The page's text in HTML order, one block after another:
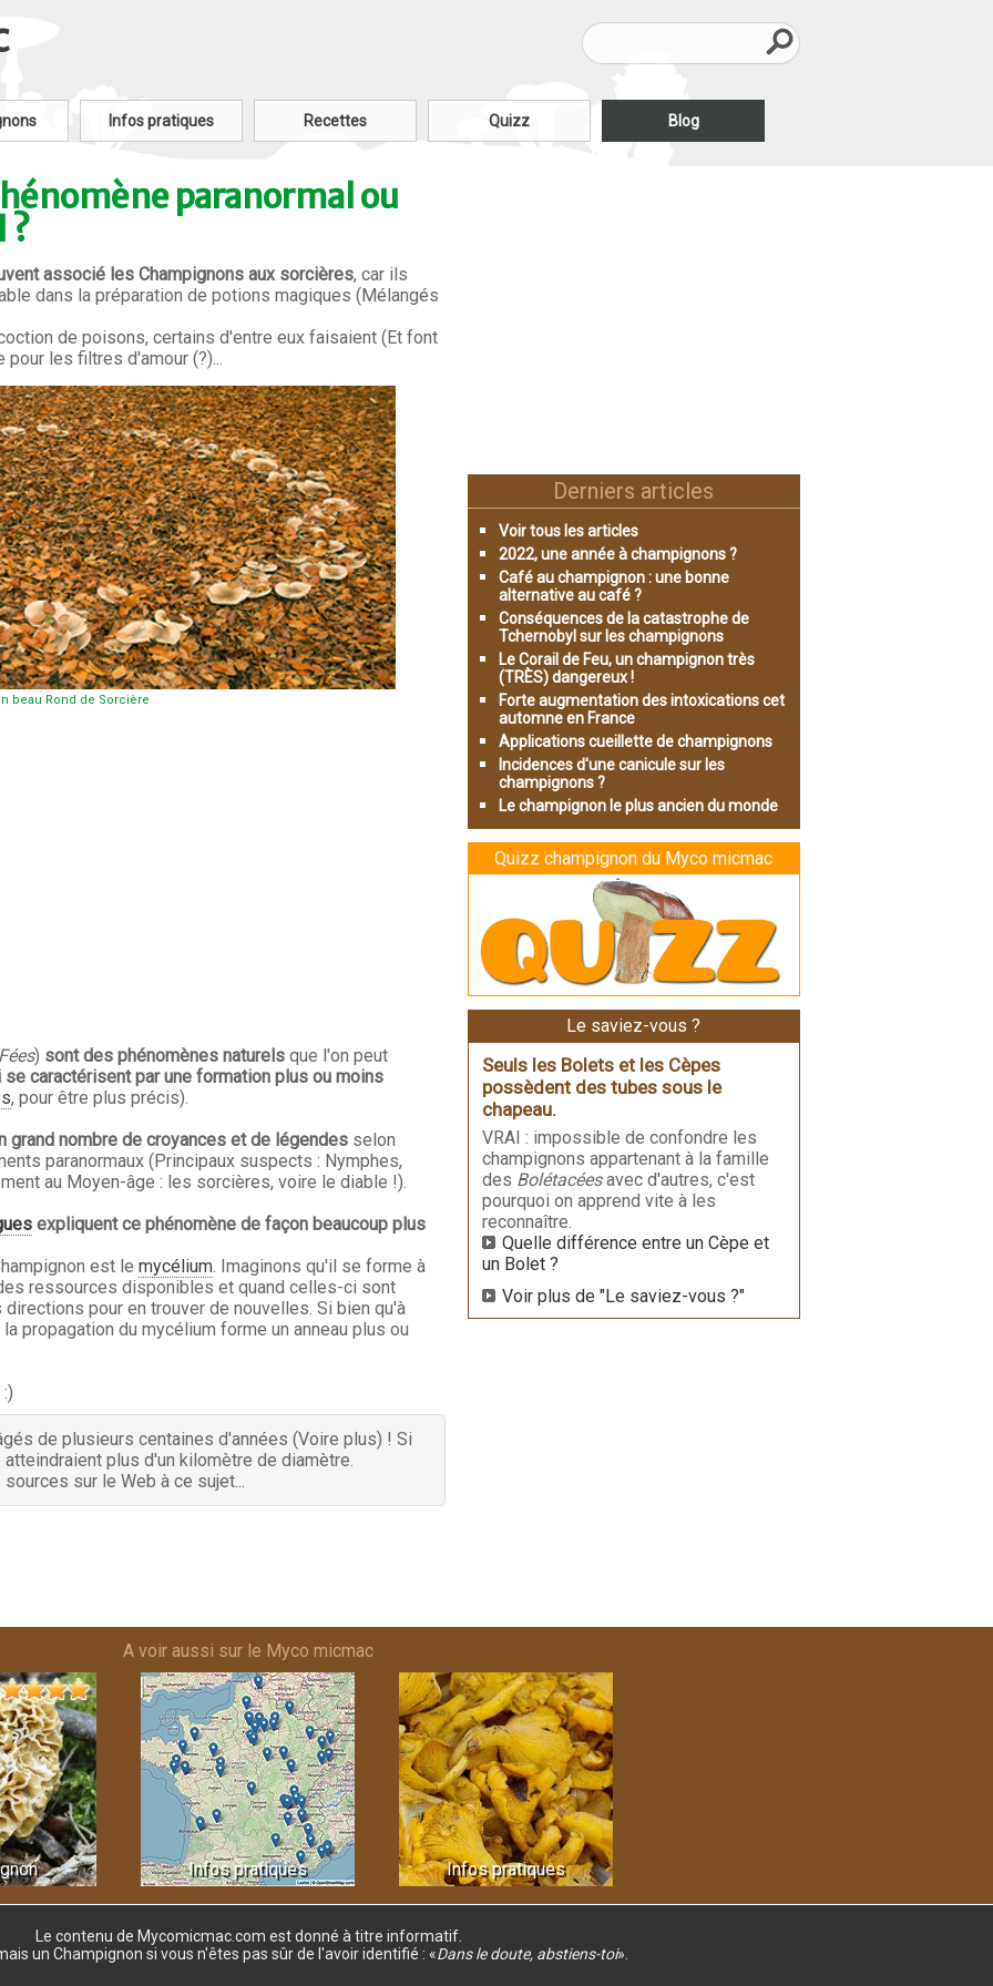
Infos pratiques Recettes Quizz Blog
paranormal ou
?
associé les Champignons aux sorcières, car ils
dans la préparation de potions magiques (Mélangés
de poisons, certains d'entre eux faisaient (Et font
les filtres d'amour (?)...
beau Rond de Sorcière
) sont des phénomènes naturelsque l'on peut
se caractérisent par une formation plus ou moins
, pour être plus précis).
grand nombre de croyances et de légendesselon
paranormaux (Principaux suspects : Nymphes,
au Moyen-âge : les sorcières, voire le diable !).
expliquent ce phénomène de façon beaucoup plus
est le mycélium. Imaginons qu'il se forme à
ressources disponibles et quand celles-ci sont
pour en trouver de nouvelles. Si bien qu'à
propagation du mycélium forme un anneau plus ou
de plusieurs centaines d'années (Voire plus) ! Si
plus d'un kilomètre de diamètre.
sur le Web à ce sujet...
Derniers articles
Voir tous les articles
2022, une année à champignons ?
Café au champignon : une bonne
alternative au café ?
Conséquences de la catastrophe de
Tchernobyl sur les champignons
Le Corail de Feu, un champignon très
(TRÈS) dangereux !
Forte augmentation des intoxications cet
automne en France
Applications cueillette de champignons
Incidences d'une canicule sur les
champignons ?
Le champignon le plus ancien du monde
Quizz champignon du Myco micmac
Le saviez-vous ?
Seuls les Bolets et les Cèpes
possèdent des tubes sous le
chapeau.
VRAI : impossible de confondre les
champignons appartenant à la famille
des Bolétacéesavec d'autres, c'est
pourquoi on apprend vite à les
reconnaître.
Quelle différence entre un Cèpe et
un Bolet ?
Voir plus de "Le saviez-vous ?"
A voir aussi sur le Myco micmac
Infos pratiques Infos pratiques
Le contenu de Mycomicmac.com est donné à titre informatif.
un Champignon si vous n'êtes pas sûr de l'avoir identifié : «Dans le doute, abstiens-toi»